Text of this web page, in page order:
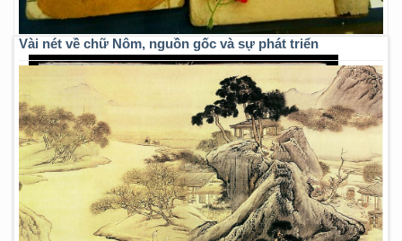
Vài nét về chữ Nôm, nguồn gốc và sự phát triển